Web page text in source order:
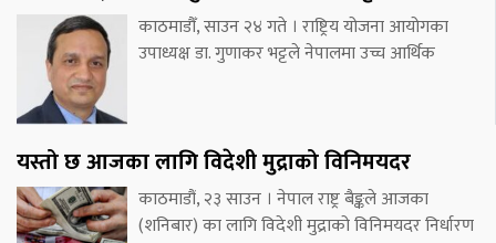
काठमाडौँ, साउन २४ गते । राष्ट्रिय योजना आयोगका
उपाध्यक्ष डा. गुणाकर भट्टले नेपालमा उच्च आर्थिक
यस्तो छ आजका लागि विदेशी मुद्राको विनिमयदर
काठमाडौं, २३ साउन । नेपाल राष्ट्र बैङ्कले आजका
(शनिबार) का लागि विदेशी मुद्राको विनिमयदर निर्धारण